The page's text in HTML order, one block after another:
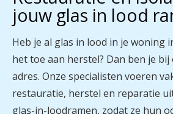
jouw glas in lood
Heb je al glas in lood in je woning
het toe aan herstel? Dan ben je
adres. Onze specialisten voeren
restauratie, herstel en reparatie
glas-in-loodramen, zodat ze hun